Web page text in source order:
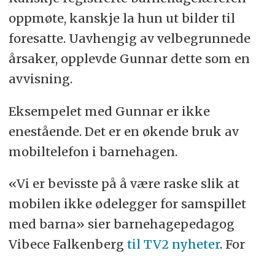
oppmøte, kanskje la hun ut bilder til
foresatte. Uavhengig av velbegrunnede
årsaker, opplevde Gunnar dette som en
avvisning.
Eksempelet med Gunnar er ikke
enestående. Det er en økende bruk av
mobiltelefon i barnehagen.
«Vi er bevisste på å være raske slik at
mobilen ikke ødelegger for samspillet
med barna» sier barnehagepedagog
Vibece Falkenberg til TV2 nyheter. For